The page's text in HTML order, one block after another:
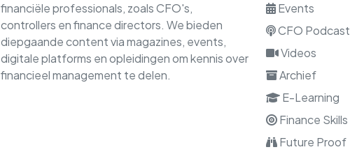
financiële professionals, zoals CFO's,
controllers en finance directors. We bieden
diepgaande content via magazines, events,
digitale platforms en opleidingen om kennis over
financieel management te delen.
Events
CFO Podcast
Videos
Archief
E-Learning
Finance Skills
Future Proof